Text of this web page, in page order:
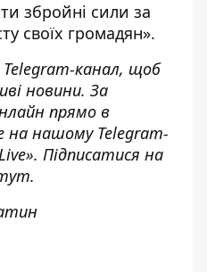
збройні сили за
своїх громадян».
Telegram-канал, щоб
новини. За
прямо в
на нашому Telegram-
. Підписатися на